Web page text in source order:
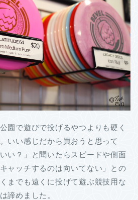
園で遊びで投げるやつよりも硬く
いい感じだから買おうと思って
い？」と聞いたらスピードや側面
ャッチするのは向いてない」との
までも遠くに投げて遊ぶ競技用な
諦めました。